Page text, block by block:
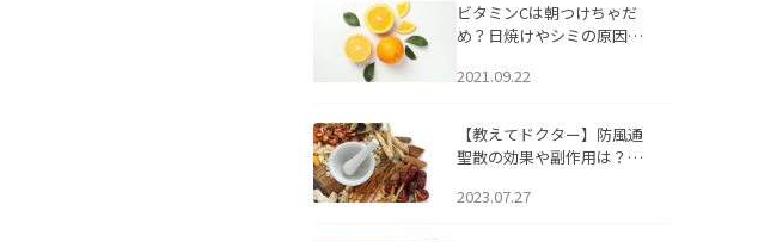
ビタミンCは朝つけちゃだ
め？日焼けやシミの原因に
2021.09.22
【教えてドクター】防風通
聖散の効果や副作用は？長
2023.07.27